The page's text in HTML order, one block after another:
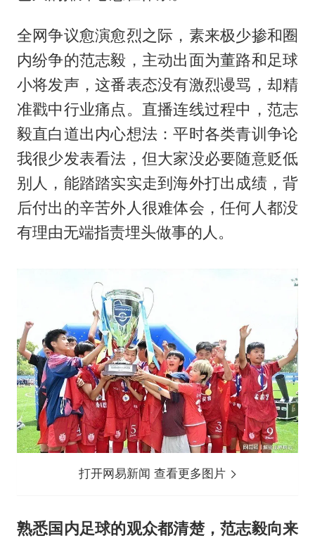
全网争议愈演愈烈之际，素来极少掺和圈
内纷争的范志毅，主动出面为董路和足球
小将发声，这番表态没有激烈谩骂，却精
准戳中行业痛点。直播连线过程中，范志
毅直白道出内心想法：平时各类青训争论
我很少发表看法，但大家没必要随意贬低
别人，能踏踏实实走到海外打出成绩，背
后付出的辛苦外人很难体会，任何人都没
有理由无端指责埋头做事的人。
打开网易新闻 查看更多图片
熟悉国内足球的观众都清楚，范志毅向来